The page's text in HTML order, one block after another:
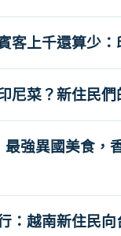
客上千還算少
尼菜？新住民
強異國美食，
：越南新住民向